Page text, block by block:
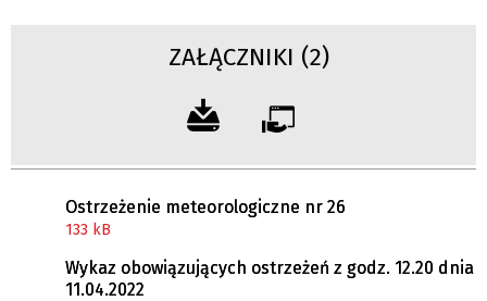
ZAŁĄCZNIKI (2)
Ostrzeżenie meteorologiczne nr 26
133 kB
Wykaz obowiązujących ostrzeżeń z godz. 12.20 dnia
11.04.2022